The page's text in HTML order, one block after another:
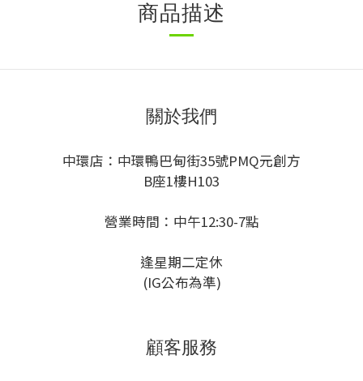
商品描述
關於我們
中環店：中環鴨巴甸街35號PMQ元創方
B座1樓H103
營業時間：中午12:30-7點
逢星期二定休
(IG公布為準)
顧客服務